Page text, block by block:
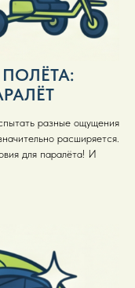
разные ощущения
расширяется.
для паралёта! И